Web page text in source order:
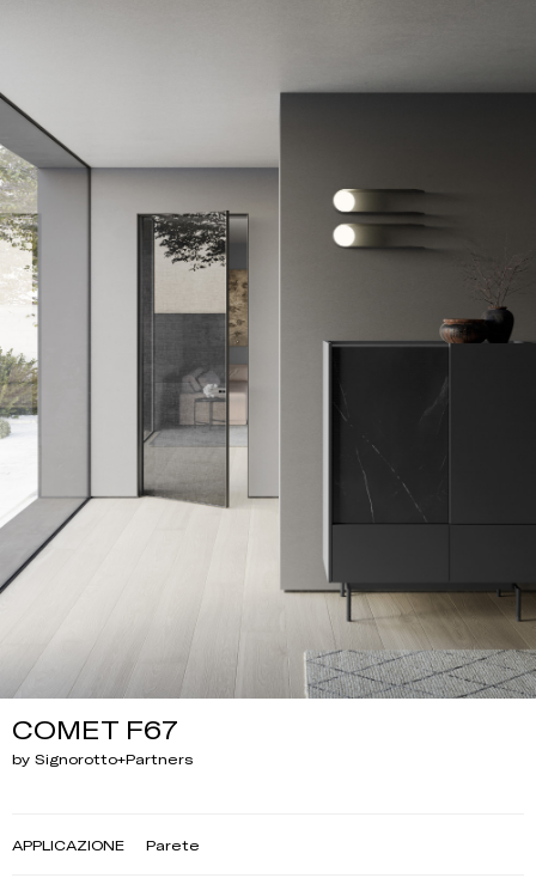
COMET F67
by Signorotto+Partners
APPLICAZIONE Parete